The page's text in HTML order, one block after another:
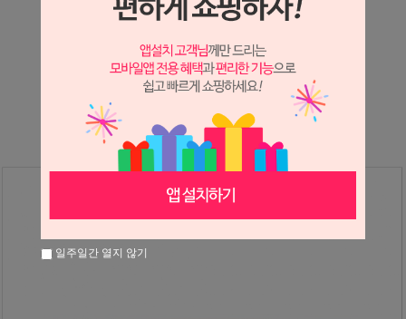
상세 정보를 확대해 보실 수 있습니다.
※ 필독해주세요 ※
는 시세 변동에 따라 가격이 달라질 수 있으니
문의 후 주문 바랍니다.
일주일간 열지 않기